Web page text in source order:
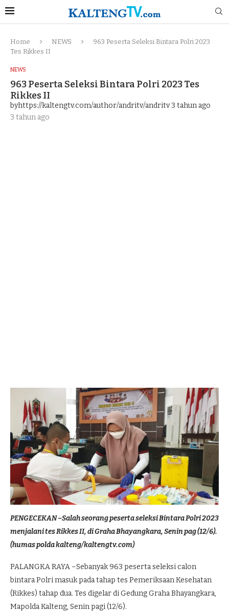
Home NEWS
963 Peserta Seleksi Bintara Polri 2023
Tes Rikkes II
NEWS
963 Peserta Seleksi Bintara Polri 2023 Tes
Rikkes II
byhttps://kaltengtv.com/author/andritv/andritv3 tahun ago
3 tahun ago
PENGECEKAN –Salah seorang peserta seleksi Bintara Polri 2023
menjalani tes Rikkes II, di Graha Bhayangkara, Senin pag (12/6).
(humas polda kalteng/kaltengtv.com)
PALANGKA RAYA –Sebanyak 963 peserta seleksi calon
bintara Polri masuk pada tahap tes Pemeriksaan Kesehatan
(Rikkes) tahap dua. Tes digelar di Gedung Graha Bhayangkara,
Mapolda Kalteng, Senin pagi (12/6).